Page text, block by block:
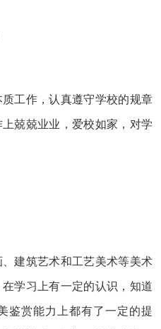
工作，认真遵守学校的规章
兢兢业业，爱校如家，对学
建筑艺术和工艺美术等美术
学习上有一定的认识，知道
鉴赏能力上都有了一定的提